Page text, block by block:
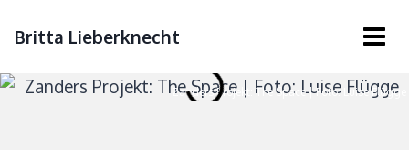
Britta Lieberknecht
Zanders Projekt: The Space | Foto: Luise Flügge